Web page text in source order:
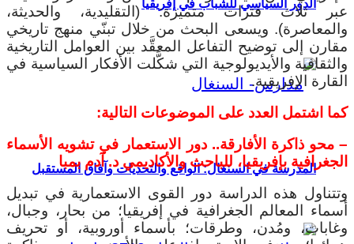
الدور السياسي للشباب في إفريقيا
المدرسة في السنغال: الواقع والتحديات وآفاق المستقبل
عبر ثلاث فترات متميزة: (التقليدية، والحديثة،
والمعاصرة). ويسعى البحث من خلال تبنّي منهج تاريخي
مقارن إلى توضيح التفاعل المعقَّد بين العوامل التاريخية
والثقافية والأيديولوجية التي شكَّلت الأفكار السياسية في
القارة الإفريقية.
كما اشتمل العدد على الموضوعات التالية:
– محو ذاكرة الأفارقة.. دور الاستعمار في تشويه الأسماء
الجغرافية بإفريقيا، للباحث والأكاديمي د. آدم بمبا
وتتناول هذه الدراسة دور القوى الاستعمارية في تبديل
أسماء المعالم الجغرافية في إفريقيا؛ من بحار، وجبال،
وغابات، ومُدن، وطرقات؛ بأسماء أوروبية، أو تحريف